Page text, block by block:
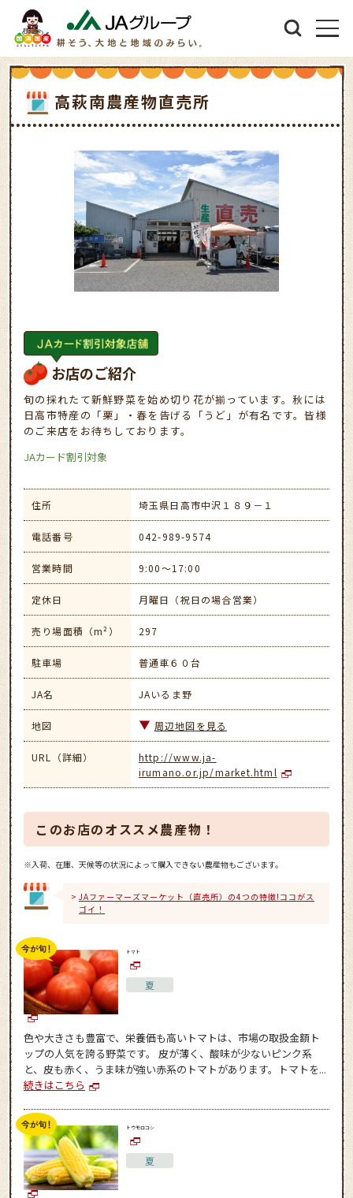
高萩南農産物直売所
お店のご紹介
旬の採れたて新鮮野菜を始め切り花が揃っています。秋には
日高市特産の「栗」・春を告げる「うど」が有名です。皆様
のご来店をお待ちしております。
JAカード割引対象
住所 埼玉県日高市中沢１８９－１
電話番号 042-989-9574
営業時間 9:00～17:00
定休日 月曜日（祝日の場合営業）
売り場面積（m²） 297
駐車場 普通車６０台
JA名 JAいるま野
地図 周辺地図を見る
URL（詳細）
http://www.ja-
irumano.or.jp/market.html
このお店のオススメ農産物！
※入荷、在庫、天候等の状況によって購入できない農産物もございます。
JAファーマーズマーケット（直売所）の4つの特徴!ココがス
ゴイ！
トマト
夏
色や大きさも豊富で、栄養価も高いトマトは、市場の取扱金額ト
ップの人気を誇る野菜です。 皮が薄く、酸味が少ないピンク系
と、皮も赤く、うま味が強い赤系のトマトがあります。トマトを...
続きはこちら
トウモロコシ
夏